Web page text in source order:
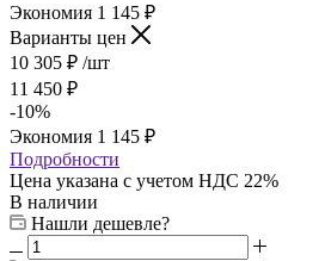
Экономия 1 145 ₽
Варианты цен
10 305 ₽ /шт
11 450 ₽
-10%
Экономия 1 145 ₽
Подробности
Цена указана с учетом НДС 22%
В наличии
Нашли дешевле?